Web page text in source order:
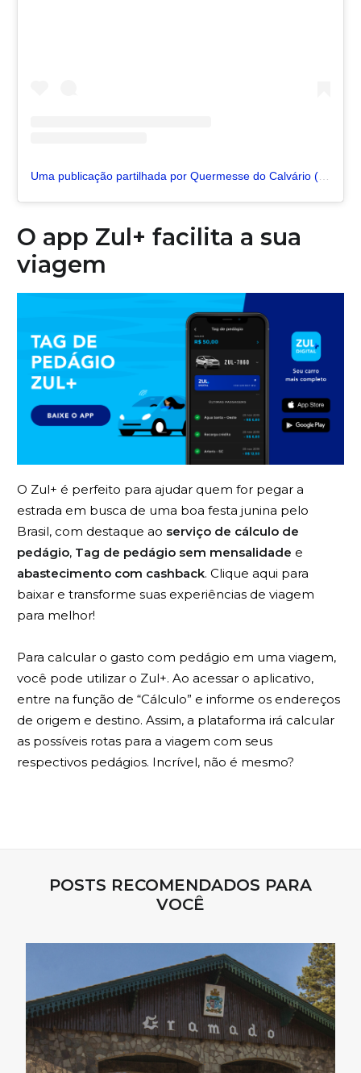
Uma publicação partilhada por Quermesse do Calvário (@quermessedocalvario)
O app Zul+ facilita a sua
viagem
O Zul+ é perfeito para ajudar quem for pegar a
estrada em busca de uma boa festa junina pelo
Brasil, com destaque ao serviço de cálculo de
pedágio, Tag de pedágio sem mensalidade e
abastecimento com cashback. Clique aqui para
baixar e transforme suas experiências de viagem
para melhor!
Para calcular o gasto com pedágio em uma viagem,
você pode utilizar o Zul+. Ao acessar o aplicativo,
entre na função de “Cálculo” e informe os endereços
de origem e destino. Assim, a plataforma irá calcular
as possíveis rotas para a viagem com seus
respectivos pedágios. Incrível, não é mesmo?
POSTS RECOMENDADOS PARA
VOCÊ